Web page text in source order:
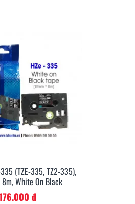
Xem Nhanh
(TZE-335, TZ2-335),
White On Black
đ